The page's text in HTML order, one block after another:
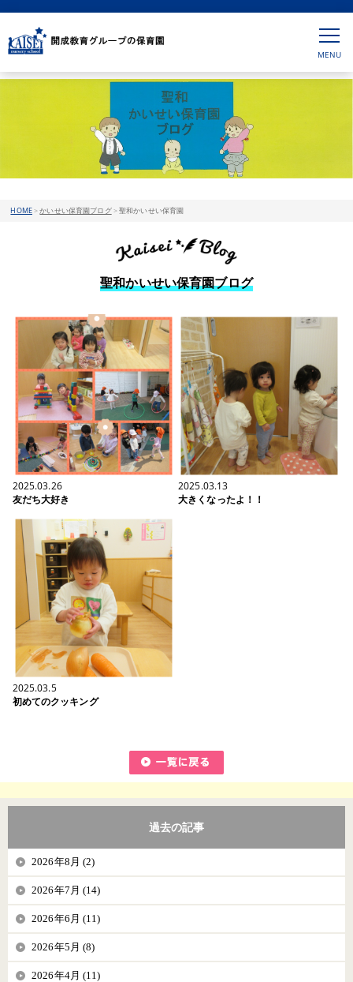
HOME>かいせい保育園ブログ>聖和かいせい保育園
聖和かいせい保育園ブログ
2025.03.26
友だち大好き
2025.03.13
大きくなったよ！！
2025.03.5
初めてのクッキング
過去の記事
2026年8月 (2)
2026年7月 (14)
2026年6月 (11)
2026年5月 (8)
2026年4月 (11)